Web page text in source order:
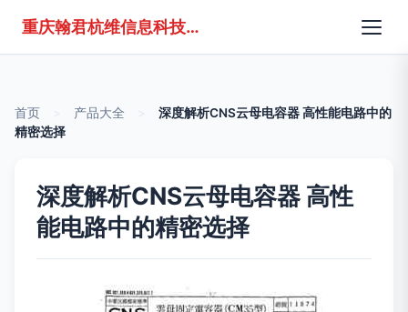
重庆翰君杭维信息科技有限公司
首页 产品大全
深度解析CNS云母电容器 高性能电路中的
精密选择
深度解析CNS云母电容器 高性
能电路中的精密选择